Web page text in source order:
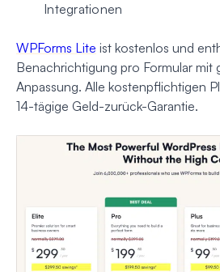
Integrationen
WPForms Lite ist kostenlos und
Benachrichtigung pro Formular mit
Anpassung. Alle kostenpflichtigen
14-tägige Geld-zurück-Garantie.